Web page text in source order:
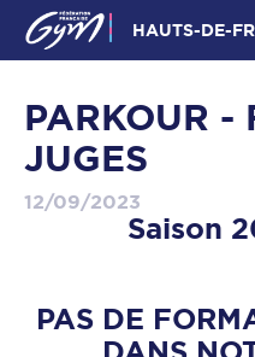
HAUTS-DE-
PARKOUR -
JUGES
12/09/2023
Saison
PAS DE